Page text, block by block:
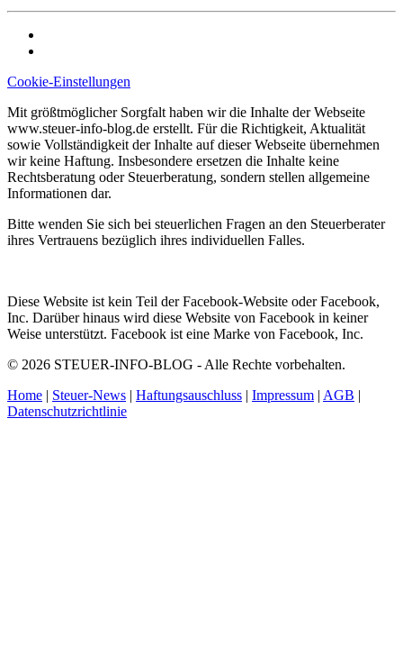
Cookie-Einstellungen
Mit größtmöglicher Sorgfalt haben wir die Inhalte der Webseite
www.steuer-info-blog.de erstellt. Für die Richtigkeit, Aktualität
sowie Vollständigkeit der Inhalte auf dieser Webseite übernehmen
wir keine Haftung. Insbesondere ersetzen die Inhalte keine
Rechtsberatung oder Steuerberatung, sondern stellen allgemeine
Informationen dar.
Bitte wenden Sie sich bei steuerlichen Fragen an den Steuerberater
ihres Vertrauens bezüglich ihres individuellen Falles.
Diese Website ist kein Teil der Facebook-Website oder Facebook,
Inc. Darüber hinaus wird diese Website von Facebook in keiner
Weise unterstützt. Facebook ist eine Marke von Facebook, Inc.
© 2026 STEUER-INFO-BLOG - Alle Rechte vorbehalten.
Home | Steuer-News | Haftungsauschluss | Impressum | AGB |
Datenschutzrichtlinie